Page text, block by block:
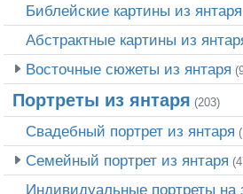
Библейские картины из янтаря
Абстрактные картины из
Восточные сюжеты из янтаря
Портреты из янтаря (203)
Свадебный портрет из янтаря
Семейный портрет из янтаря
Индивидуальные портреты на